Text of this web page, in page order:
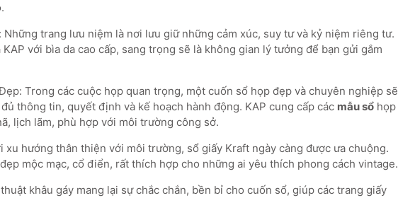
trang lưu niệm là nơi lưu giữ những cảm xúc, suy tư và kỷ niệm riêng tư.
với bìa da cao cấp, sang trọng sẽ là không gian lý tưởng để bạn gửi gắm
Trong các cuộc họp quan trọng, một cuốn sổ họp đẹp và chuyên nghiệp sẽ
thông tin, quyết định và kế hoạch hành động. KAP cung cấp các mẫu sổhọp
lịch lãm, phù hợp với môi trường công sở.
hướng thân thiện với môi trường, sổ giấy Kraft ngày càng được ưa chuộng.
mộc mạc, cổ điển, rất thích hợp cho những ai yêu thích phong cách vintage.
khâu gáy mang lại sự chắc chắn, bền bỉ cho cuốn sổ, giúp các trang giấy